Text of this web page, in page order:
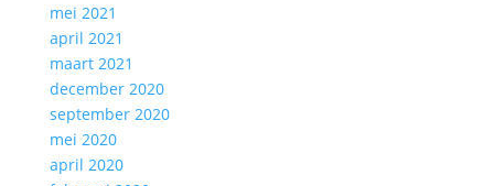
mei 2021
april 2021
maart 2021
december 2020
september 2020
mei 2020
april 2020